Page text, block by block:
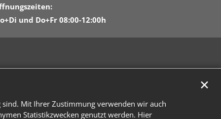
Mit Ihrer Zustimmung verwenden wir auch
Statistikzwecken genutzt werden. Hier
✕
und Do+Fr 08:00-12:00h